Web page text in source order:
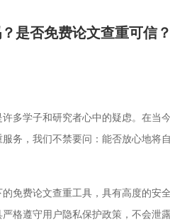
是否免费论文查重可信
许多学子和研究者心中的疑虑。在
务，我们不禁要问：能否放心地
免费论文查重工具，具有高度的
格遵守用户隐私保护政策，不会